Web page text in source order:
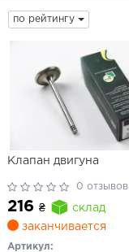
по рейтингу
Клапан двигуна
0 отзывов
216 ₴
склад
заканчивается
Артикул: